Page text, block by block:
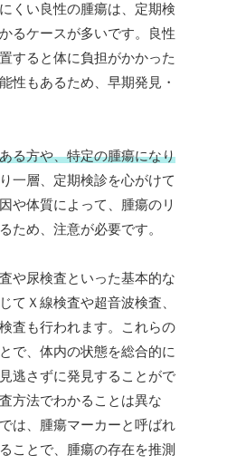
くい良性の腫瘍は、定期検
るケースが多いです。良性
すると体に負担がかかった
性もあるため、早期発見・
る方や、特定の腫瘍になり
一層、定期検診を心がけて
や体質によって、腫瘍のリ
ため、注意が必要です。
や尿検査といった基本的な
てＸ線検査や超音波検査、
査も行われます。これらの
で、体内の状態を総合的に
逃さずに発見することがで
方法でわかることは異な
は、腫瘍マーカーと呼ばれ
ことで、腫瘍の存在を推測